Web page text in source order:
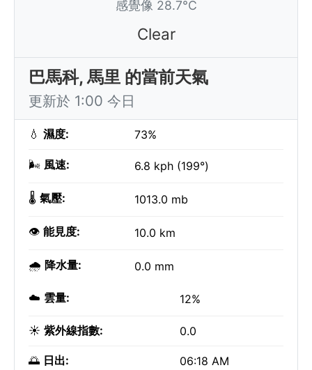
感覺像 28.7°C
Clear
巴馬科, 馬里 的當前天氣
更新於 1:00 今日
💧 濕度: 73%
🌬️ 風速: 6.8 kph (199°)
🌡️ 氣壓: 1013.0 mb
👁️ 能見度: 10.0 km
🌧️ 降水量: 0.0 mm
☁️ 雲量: 12%
☀️ 紫外線指數: 0.0
🌅 日出: 06:18 AM